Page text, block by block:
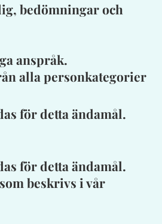
bedömningar och
anspråk.
alla personkategorier
för detta ändamål.
för detta ändamål.
beskrivs i vår